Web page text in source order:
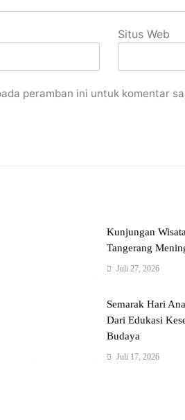
Situs Web
peramban ini untuk komentar
Kunjungan
Tangerang
Juli 27, 2026
Semarak Hari
Dari Edukasi
Budaya
Juli 17, 2026